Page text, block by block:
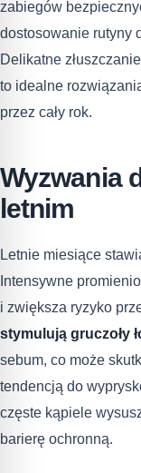
zabiegów
dostosowanie rutyny
Delikatne
to idealne
przez cały rok.
Wyzwania
letnim
Letnie miesiące
Intensywne
i zwiększa ryzyko
stymulują gruczoły
sebum, co może
tendencją do
częste kąpiele
barierę ochronną.